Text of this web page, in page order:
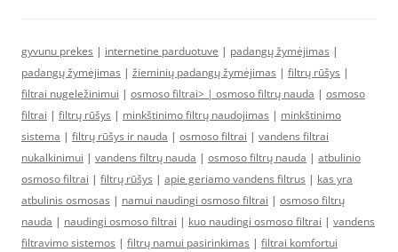
gyvunu prekes | internetine parduotuve | padangų žymėjimas |
padangų žymėjimas | žieminių padangų žymėjimas | filtrų rūšys |
filtrai nugeležinimui | osmoso filtrai> | osmoso filtrų nauda | osmoso
filtrai | filtrų rūšys | minkštinimo filtrų naudojimas | minkštinimo
sistema | filtrų rūšys ir nauda | osmoso filtrai | vandens filtrai
nukalkinimui | vandens filtrų nauda | osmoso filtrų nauda | atbulinio
osmoso filtrai | filtrų rūšys | apie geriamo vandens filtrus | kas yra
atbulinis osmosas | namui naudingi osmoso filtrai | osmoso filtrų
nauda | naudingi osmoso filtrai | kuo naudingi osmoso filtrai | vandens
filtravimo sistemos | filtrų namui pasirinkimas | filtrai komfortui